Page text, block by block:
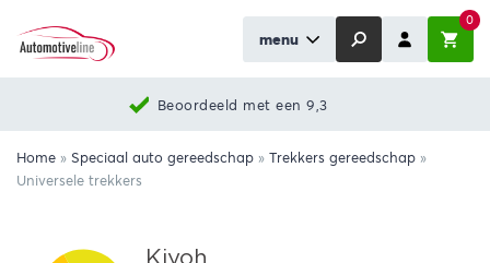
menu
0
Beoordeeld met een 9,3
Home » Speciaal auto gereedschap » Trekkers gereedschap »
Universele trekkers